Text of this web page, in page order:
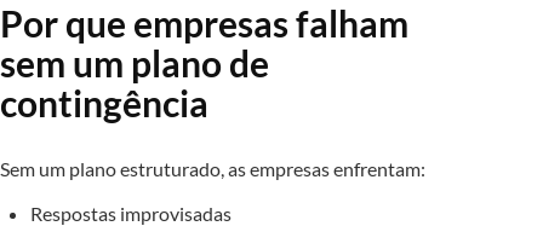
Por que empresas falham
sem um plano de
contingência
Sem um plano estruturado, as empresas enfrentam:
Respostas improvisadas